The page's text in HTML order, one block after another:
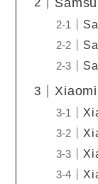
Xiaomi